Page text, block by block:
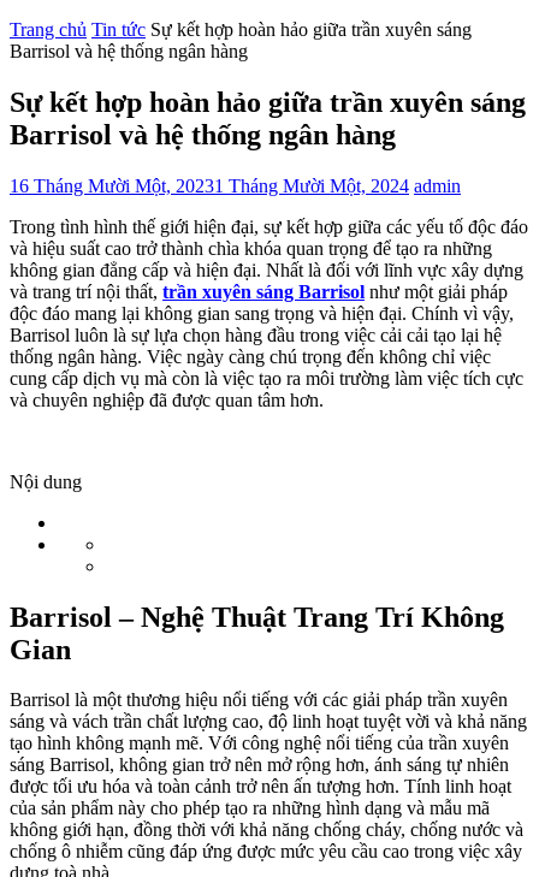
Trang chủ Tin tức Sự kết hợp hoàn hảo giữa trần xuyên sáng
Barrisol và hệ thống ngân hàng
Sự kết hợp hoàn hảo giữa trần xuyên sáng
Barrisol và hệ thống ngân hàng
16 Tháng Mười Một, 20231 Tháng Mười Một, 2024 admin
Trong tình hình thế giới hiện đại, sự kết hợp giữa các yếu tố độc đáo
và hiệu suất cao trở thành chìa khóa quan trọng để tạo ra những
không gian đẳng cấp và hiện đại. Nhất là đối với lĩnh vực xây dựng
và trang trí nội thất, trần xuyên sáng Barrisol như một giải pháp
độc đáo mang lại không gian sang trọng và hiện đại. Chính vì vậy,
Barrisol luôn là sự lựa chọn hàng đầu trong việc cải cải tạo lại hệ
thống ngân hàng. Việc ngày càng chú trọng đến không chỉ việc
cung cấp dịch vụ mà còn là việc tạo ra môi trường làm việc tích cực
và chuyên nghiệp đã được quan tâm hơn.
Nội dung
Barrisol – Nghệ Thuật Trang Trí Không
Gian
Barrisol là một thương hiệu nổi tiếng với các giải pháp trần xuyên
sáng và vách trần chất lượng cao, độ linh hoạt tuyệt vời và khả năng
tạo hình không mạnh mẽ. Với công nghệ nổi tiếng của trần xuyên
sáng Barrisol, không gian trở nên mở rộng hơn, ánh sáng tự nhiên
được tối ưu hóa và toàn cảnh trở nên ấn tượng hơn. Tính linh hoạt
của sản phẩm này cho phép tạo ra những hình dạng và mẫu mã
không giới hạn, đồng thời với khả năng chống cháy, chống nước và
chống ô nhiễm cũng đáp ứng được mức yêu cầu cao trong việc xây